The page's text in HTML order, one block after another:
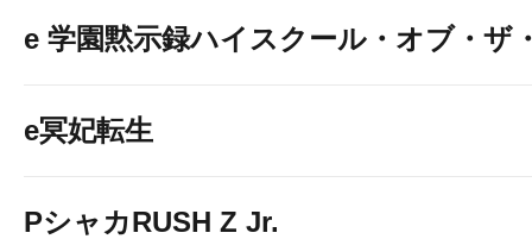
e 学園黙示録ハイスクール・オブ・ザ
e冥妃転生
PシャカRUSH Z Jr.